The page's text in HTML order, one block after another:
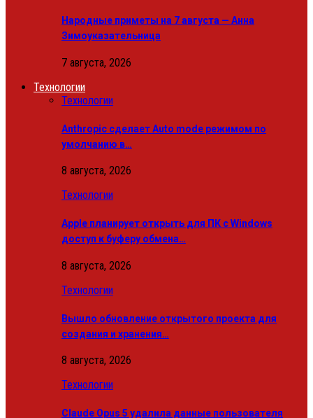
Народные приметы на 7 августа — Анна
Зимоуказательница
7 августа, 2026
Технологии
Технологии
Anthropic сделает Auto mode режимом по
умолчанию в…
8 августа, 2026
Технологии
Apple планирует открыть для ПК с Windows
доступ к буферу обмена…
8 августа, 2026
Технологии
Вышло обновление открытого проекта для
создания и хранения…
8 августа, 2026
Технологии
Claude Opus 5 удалила данные пользователя